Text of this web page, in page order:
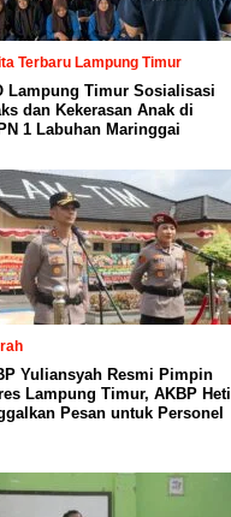
Terbaru Lampung Timur
Lampung Timur Sosialisasi
dan Kekerasan Anak di
1 Labuhan Maringgai
Yuliansyah Resmi Pimpin
Lampung Timur, AKBP Heti
Pesan untuk Personel